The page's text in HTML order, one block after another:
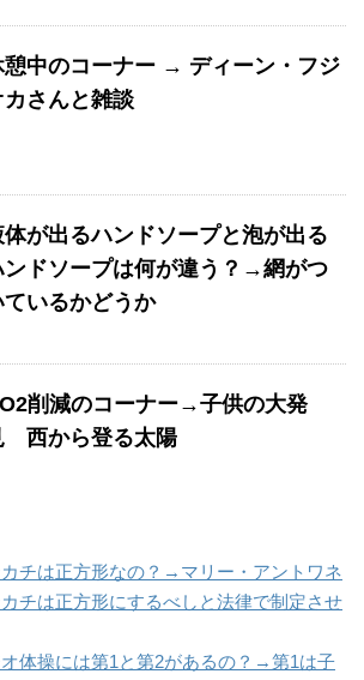
憩中のコーナー → ディーン・フジ
カさんと雑談
体が出るハンドソープと泡が出る
ンドソープは何が違う？→網がつ
ているかどうか
削減のコーナー→子供の大発
西から登る太陽
チは正方形なの？→マリー・アントワネ
チは正方形にするべしと法律で制定させ
体操には第1と第2があるの？→第1は子